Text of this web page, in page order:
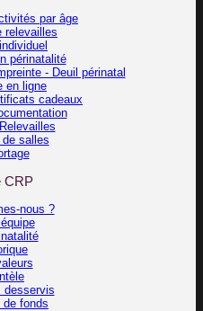
par âge
relevailles
périnatalité
- Deuil périnatal
en ligne
cadeaux
de salles
CRP
nous ?
desservis
de fonds